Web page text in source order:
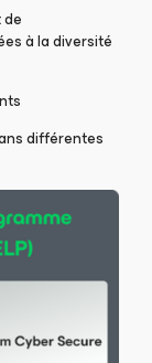
à la diversité
différentes